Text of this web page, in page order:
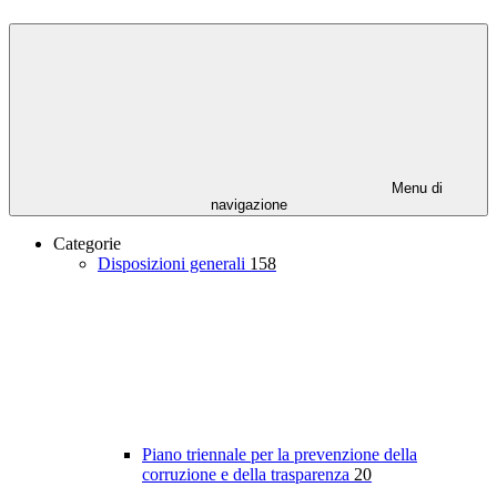
Menu di
navigazione
Categorie
Disposizioni generali 158
Piano triennale per la prevenzione della
corruzione e della trasparenza 20